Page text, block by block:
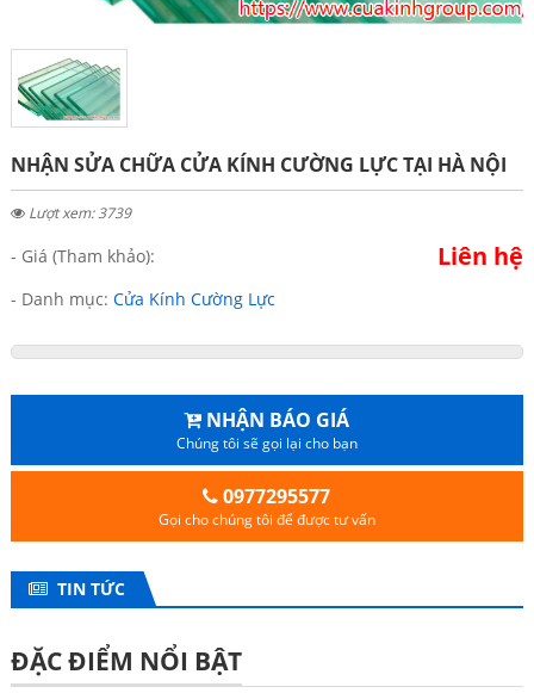
NHẬN SỬA CHỮA CỬA KÍNH CƯỜNG LỰC TẠI HÀ NỘI
Lượt xem: 3739
- Giá (Tham khảo): Liên hệ
- Danh mục: Cửa Kính Cường Lực
NHẬN BÁO GIÁ
Chúng tôi sẽ gọi lại cho bạn
0977295577
Gọi cho chúng tôi để được tư vấn
TIN TỨC
ĐẶC ĐIỂM NỔI BẬT